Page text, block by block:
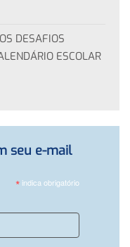
DESAFIOS
ESCOLAR
seu e-mail
*indica obrigatório